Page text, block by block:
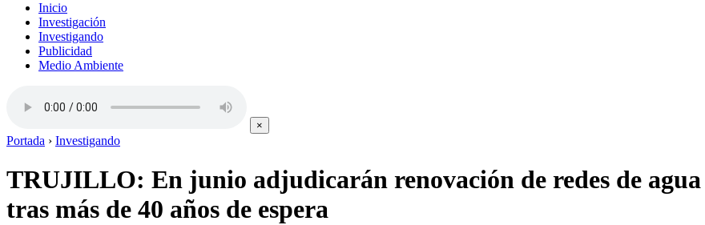
Inicio
Investigación
Investigando
Publicidad
Medio Ambiente
×
Portada › Investigando
TRUJILLO: En junio adjudicarán renovación de redes de agua
tras más de 40 años de espera